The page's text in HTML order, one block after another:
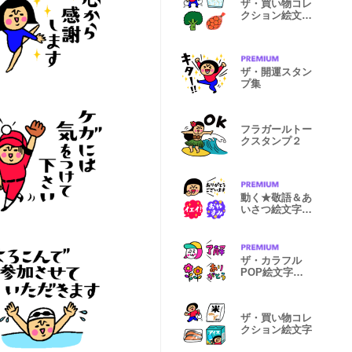
ザ・買い物コレ
クション絵文字
ザ・開運スタン
プ集
フラガールトー
クスタンプ２
動く★敬語＆あ
いさつ絵文字集
ザ・カラフル
POP絵文字集
ザ・買い物コレ
クション絵文字